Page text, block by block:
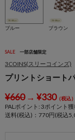
ブルー ブラウン
SALE 一部店舗限定
3COINS(スリーコインズ)
プリントショート
¥660→ ¥330（税込）
PALポイント: 3ポイント獲
送料(税込)：770円(税込